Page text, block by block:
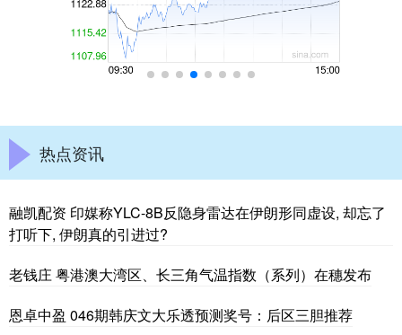
热点资讯
融凯配资 印媒称YLC-8B反隐身雷达在伊朗形同虚设, 却忘了
打听下, 伊朗真的引进过?
老钱庄 粤港澳大湾区、长三角气温指数（系列）在穗发布
恩卓中盈 046期韩庆文大乐透预测奖号：后区三胆推荐